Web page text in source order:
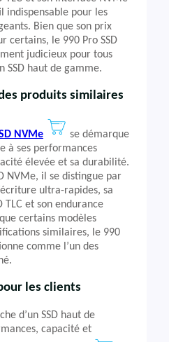
indispensable pour les
Bien que son prix
certains, le 990 Pro SSD
judicieux pour tous
SSD haut de gamme.
produits similaires
NVMe
se démarque
à ses performances
élevée et sa durabilité.
NVMe, il se distingue par
ultra-rapides, sa
TLC et son endurance
certains modèles
similaires, le 990
comme l’un des
les clients
d’un SSD haut de
capacité et